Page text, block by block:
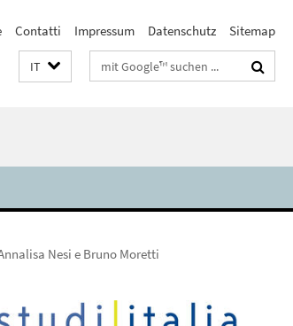
Contatti Impressum Datenschutz Sitemap
IT Suchbegriffe
Nesi e Bruno Moretti